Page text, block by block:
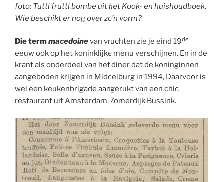
foto: Tutti frutti bombe uit het Kook- en huishoudboek,
Wie beschikt er nog over zo’n vorm?
Die termmacedoinevan vruchten zie je eind 19de
eeuw ook op het koninklijke menu verschijnen. En in de
krant als onderdeel van het diner dat de koninginnen
aangeboden krijgen in Middelburg in 1994, Daarvoor is
wel een keukenbrigade aangerukt van een chic
restaurant uit Amsterdam, Zomerdijk Bussink.